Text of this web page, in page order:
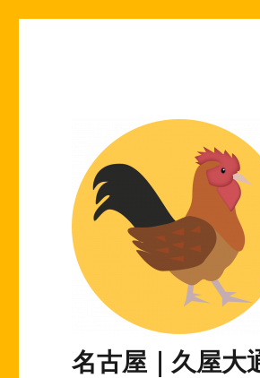
名古屋｜久屋大